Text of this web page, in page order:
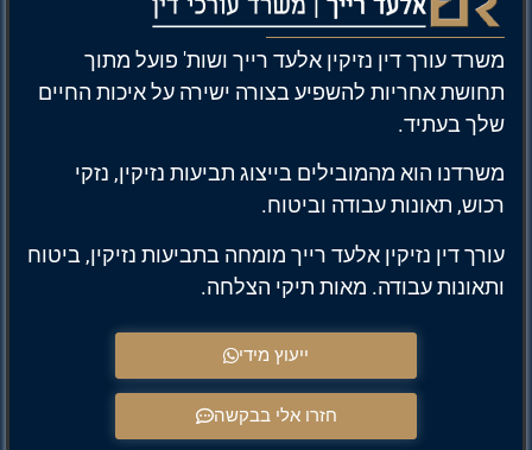
משרד עורך דין נזיקין אלעד רייך ושות' פועל מתוך
תחושת אחריות להשפיע בצורה ישירה על איכות החיים
שלך בעתיד.
משרדנו הוא מהמובילים בייצוג תביעות נזיקין, נזקי
רכוש, תאונות עבודה וביטוח.
עורך דין נזיקין אלעד רייך מומחה בתביעות נזיקין, ביטוח
ותאונות עבודה. מאות תיקי הצלחה.
ייעוץ מידי
חזרו אלי בבקשה